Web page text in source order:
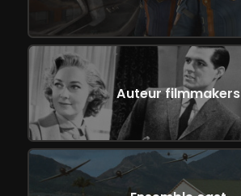
Auteur filmmakers